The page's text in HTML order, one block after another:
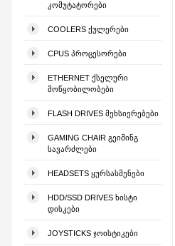
ᲙᲝᲛᲣᲢᲐᲢᲝᲠᲔᲑᲘ
COOLERS ᲥᲣᲚᲔᲠᲔᲑᲘ
CPUS ᲞᲠᲝᲪᲔᲡᲝᲠᲔᲑᲘ
ETHERNET ᲥᲡᲔᲚᲣᲠᲘ
ᲛᲝᲬᲧᲝᲑᲘᲚᲝᲑᲔᲑᲘ
FLASH DRIVES ᲛᲔᲮᲡᲘᲔᲠᲔᲑᲔᲑᲘ
GAMING CHAIR ᲒᲔᲘᲛᲘᲜᲒ
ᲡᲐᲕᲐᲠᲫᲚᲔᲑᲘ
HEADSETS ᲧᲣᲠᲡᲐᲡᲛᲔᲜᲔᲑᲘ
HDD/SSD DRIVES ᲮᲘᲡᲢᲘ
ᲓᲘᲡᲙᲔᲑᲘ
JOYSTICKS ᲯᲝᲘᲡᲢᲘᲙᲔᲑᲘ